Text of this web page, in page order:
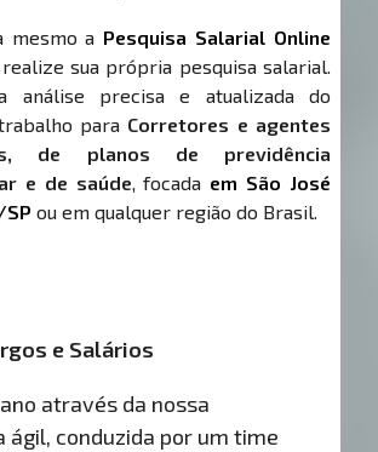
mesmo a Pesquisa Salarial Online
sua própria pesquisa salarial.
análise precisa e atualizada do
para Corretores e agentes
de planos de previdência
e de saúde, focada em São José
ou em qualquer região do Brasil.
e Salários
através da nossa
ágil, conduzida por um time